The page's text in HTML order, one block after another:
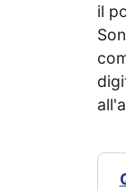
il